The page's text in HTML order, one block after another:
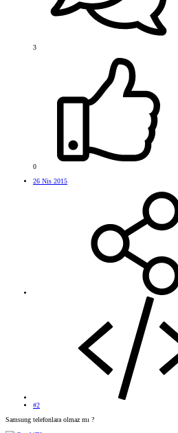
3
0
26 Nis 2015
#2
Samsung telefonlara olmaz mı ?